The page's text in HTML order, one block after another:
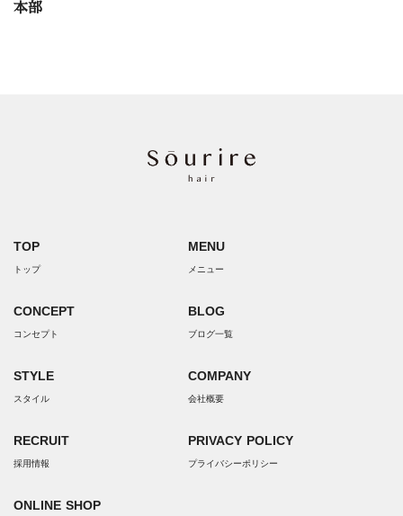
本部
TOP
トップ
CONCEPT
コンセプト
STYLE
スタイル
RECRUIT
採用情報
ONLINE SHOP
MENU
メニュー
BLOG
ブログ一覧
COMPANY
会社概要
PRIVACY POLICY
プライバシーポリシー